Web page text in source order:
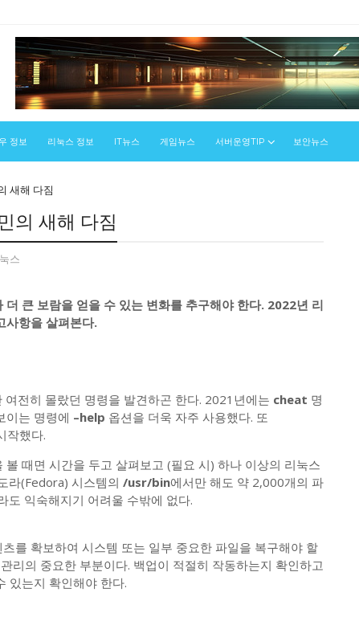
정보 리눅스 정보 IT뉴스 게임뉴스 서버운영TIP 보안뉴스
새해 다짐
의 새해 다짐
스
큰 보람을 얻을 수 있는 변화를 추구해야 한다. 2022년 리
사항을 살펴본다.
전히 몰랐던 명령을 발견하곤 한다. 2021년에는 cheat 명
이는 명령에 –help 옵션을 더욱 자주 사용했다. 또
작했다.
때면 시간을 두고 살펴보고 (필요 시) 하나 이상의 리눅스
라(Fedora) 시스템의 /usr/bin에서만 해도 약 2,000개의 파
도 익숙해지기 어려울 수밖에 없다.
를 확보하여 시스템 또는 일부 중요한 파일을 복구해야 할
리의 중요한 부분이다. 백업이 적절히 작동하는지 확인하고
있는지 확인해야 한다.